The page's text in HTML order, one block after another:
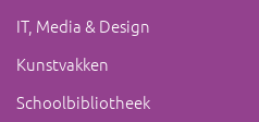
IT, Media & Design
Kunstvakken
Schoolbibliotheek